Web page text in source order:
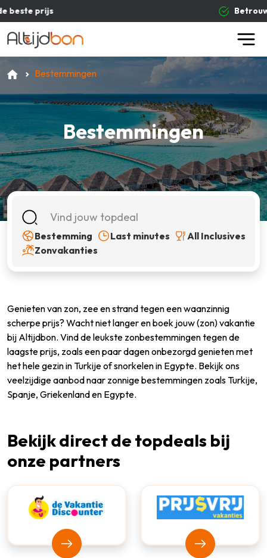
Bestemmingen
Bestemmingen
Bestemming Last minutes
All Inclusives
Zonvakanties
Genieten van zon, zee en strand tegen een waanzinnig
scherpe prijs? Wacht niet langer en boek jouw (zon) vakantie
bij Altijdbon. Vind de leukste zonbestemmingen tegen de
laagste prijs, zoals een paar dagen onbezorgd genieten met
het hele gezin in Turkije of snorkelen in Egypte. Bekijk ons
veelzijdige aanbod naar zonnige bestemmingen zoals Turkije,
Spanje, Griekenland en Egypte.
Bekijk direct de topdeals bij
onze partners
Bekijk Vakantiediscounter Bekijk Prijsvrij